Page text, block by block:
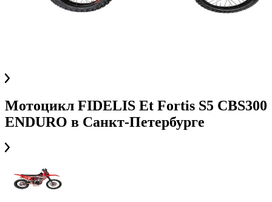
Мотоцикл FIDELIS Et Fortis S5 CBS300
ENDURO в Санкт-Петербурге